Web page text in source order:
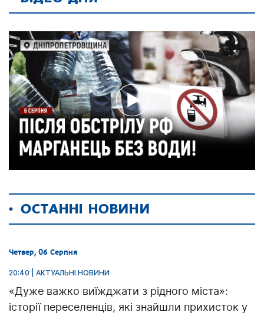
ОСТАННІ НОВИНИ
Четвер, 06 Серпня
20:40 | АКТУАЛЬНІ НОВИНИ
«Дуже важко виїжджати з рідного міста»:
історії переселенців, які знайшли прихисток у